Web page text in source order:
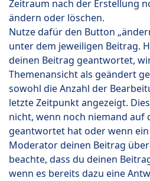
Zeitraum nach der Erstellung
ändern oder löschen.
Nutze dafür den Button
unter dem jeweiligen Beitrag.
deinen Beitrag geantwortet,
Themenansicht als geändert
sowohl die Anzahl der
letzte Zeitpunkt angezeigt.
nicht, wenn noch niemand auf
geantwortet hat oder wenn
Moderator deinen Beitrag
beachte, dass du deinen
wenn es bereits dazu eine